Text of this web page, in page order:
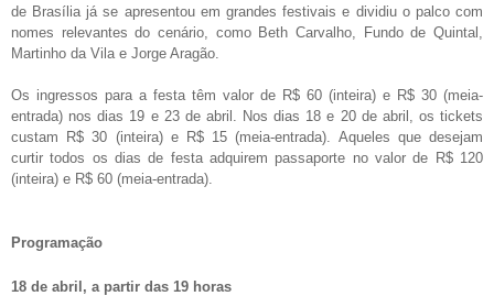
de Brasília já se apresentou em grandes festivais e dividiu o palco com
nomes relevantes do cenário, como Beth Carvalho, Fundo de Quintal,
Martinho da Vila e Jorge Aragão.
Os ingressos para a festa têm valor de R$ 60 (inteira) e R$ 30 (meia-
entrada) nos dias 19 e 23 de abril. Nos dias 18 e 20 de abril, os tickets
custam R$ 30 (inteira) e R$ 15 (meia-entrada). Aqueles que desejam
curtir todos os dias de festa adquirem passaporte no valor de R$ 120
(inteira) e R$ 60 (meia-entrada).
Programação
18 de abril, a partir das 19 horas